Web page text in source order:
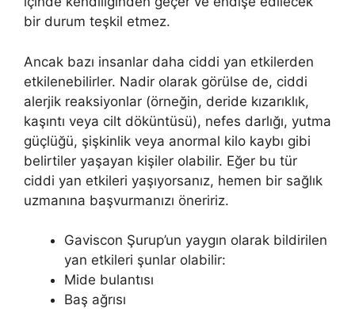
bir durum teşkil etmez.
Ancak bazı insanlar daha ciddi yan etkilerden
etkilenebilirler. Nadir olarak görülse de, ciddi
alerjik reaksiyonlar (örneğin, deride kızarıklık,
kaşıntı veya cilt döküntüsü), nefes darlığı, yutma
güçlüğü, şişkinlik veya anormal kilo kaybı gibi
belirtiler yaşayan kişiler olabilir. Eğer bu tür
ciddi yan etkileri yaşıyorsanız, hemen bir sağlık
uzmanına başvurmanızı öneririz.
Gaviscon Şurup’un yaygın olarak bildirilen
yan etkileri şunlar olabilir:
Mide bulantısı
Baş ağrısı